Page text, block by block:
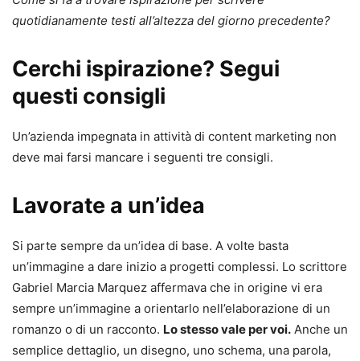
quotidianamente testi all’altezza del giorno precedente?
Cerchi ispirazione? Segui
questi consigli
Un’azienda impegnata in attività di content marketing non
deve mai farsi mancare i seguenti tre consigli.
Lavorate a un’idea
Si parte sempre da un’idea di base. A volte basta
un’immagine a dare inizio a progetti complessi. Lo scrittore
Gabriel Marcia Marquez affermava che in origine vi era
sempre un’immagine a orientarlo nell’elaborazione di un
romanzo o di un racconto. Lo stesso vale per voi. Anche un
semplice dettaglio, un disegno, uno schema, una parola,